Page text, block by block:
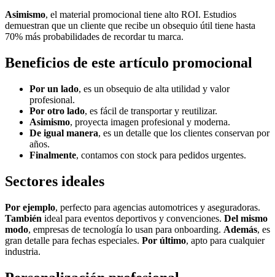
Asimismo, el material promocional tiene alto ROI. Estudios
demuestran que un cliente que recibe un obsequio útil tiene hasta
70% más probabilidades de recordar tu marca.
Beneficios de este artículo promocional
Por un lado, es un obsequio de alta utilidad y valor
profesional.
Por otro lado, es fácil de transportar y reutilizar.
Asimismo, proyecta imagen profesional y moderna.
De igual manera, es un detalle que los clientes conservan por
años.
Finalmente, contamos con stock para pedidos urgentes.
Sectores ideales
Por ejemplo, perfecto para agencias automotrices y aseguradoras.
También ideal para eventos deportivos y convenciones. Del mismo
modo, empresas de tecnología lo usan para onboarding. Además, es
gran detalle para fechas especiales. Por último, apto para cualquier
industria.